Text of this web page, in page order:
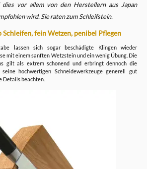
dies vor allem von den Herstellern aus Japan
wird. Sie raten zum Schleifstein.
fein Wetzen, penibel Pflegen
lassen sich sogar beschädigte Klingen wieder
mit einem sanften Wetzstein und ein wenig Übung. Die
gilt als extrem schonend und erbringt dennoch die
hochwertigen Schneidewerkzeuge generell gut
Details beachten.